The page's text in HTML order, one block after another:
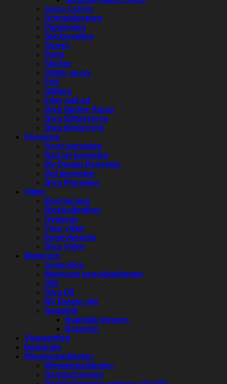
Aqua Colors
Droogbloemen
Pigmenten
Stickervellen
Strass
Paint
Sticker
Glitter spray
Foil
Glitters
Inlay nail art
Diva Ombre Spray
Diva Glitterspray
Diva design ink
Penselen
Acryl penselen
Nail art penselen
My Dream Penselen
Gel penselen
Diva Penselen
Vijlen
Boomerang
Blocks/buffers
Hygienic
Flexi vijlen
Emeryboards
Diva Vijlen
Manicure
Seduction
Manicure benodigdheden
Olie
Diva Oil
My Dream olie
Nagellak
Nagellak kleuren
Base/top
Vloeistoffen
Barbicide
Wegwerpartikelen
Wegwerpartikelen
Handschoenen